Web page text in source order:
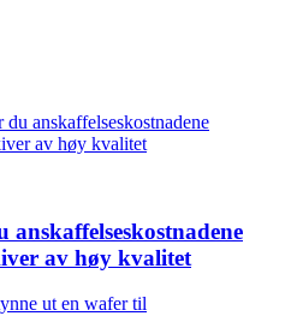
av høy kvalitet